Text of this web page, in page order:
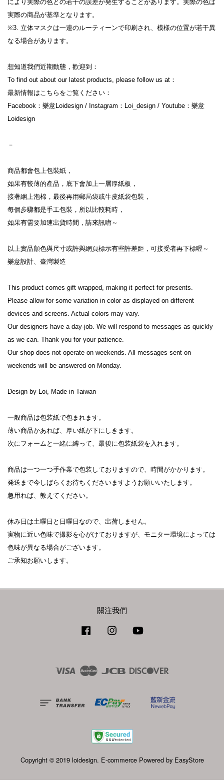
により実際の色との若干の誤差が発生することがあります。実際の色は
実際の商品が基準となります。
※3. 立体マスクは一連のルーティーンで印刷され、模様の位置が若干異
なる場合があります。
想知道我們近期動態，歡迎到：
To find out about our latest products, please follow us at：
最新情報はこちらをご覧ください：
Facebook：樂意Loidesign / Instagram：Loi_design / Youtube：樂意
Loidesign
－
商品都會包上包裝紙，
如果有較薄的產品，底下會加上一層厚紙板，
接著綑上泡棉，最後再用郵局袋或牛皮紙袋包裝，
每個步驟都是手工包裝，所以比較耗時，
如果有需要加速出貨時間，請來訊唷～
以上實品顏色與尺寸或許與網頁標示有些許差距，可接受者再下標喔～
樂意設計、臺灣製造
This product comes gift wrapped, making it perfect for presents.
Please allow for some variation in color as displayed on different
devices and screens. Actual colors may vary.
Our designers have a day-job. We will respond to messages as quickly
as we can. Thank you for your patience.
Our shop does not operate on weekends. All messages sent on
weekends will be answered on Monday.
Design by Loi, Made in Taiwan
一般商品は包装紙で包まれます。
薄い商品かあれば、厚い紙が下にしきます。
次にフォームと一緒に縛って、最後に包装紙袋を入れます。
商品は一つ一つ手作業で包装しておりますので、時間がかかります。
発送まで今しばらくお待ちくださいますようお願いいたします。
急用れば、教えてください。
休み日は土曜日と日曜日なので、出荷しません。
実物に近い色味で撮影を心がけておりますが、モニター環境によっては
色味が異なる場合がございます。
ご承知お願いします。
關注我們
Facebook Instagram
Visa Master JCB
Copyright © 2019 loidesign. E-commerce Powered by EasyStore